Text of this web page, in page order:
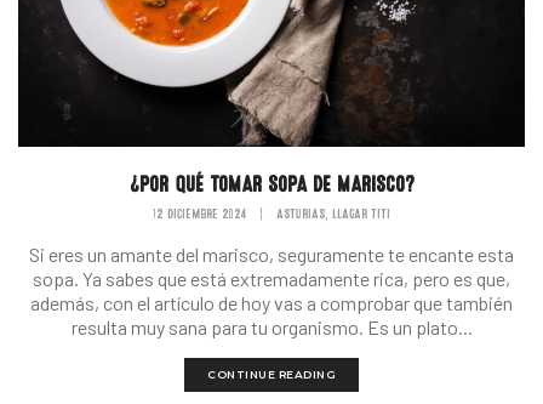
¿POR QUÉ TOMAR SOPA DE MARISCO?
12 DICIEMBRE 2024 ASTURIAS, LLAGAR TITI
Si eres un amante del marisco, seguramente te encante esta
sopa. Ya sabes que está extremadamente rica, pero es que,
además, con el artículo de hoy vas a comprobar que también
resulta muy sana para tu organismo. Es un plato...
CONTINUE READING